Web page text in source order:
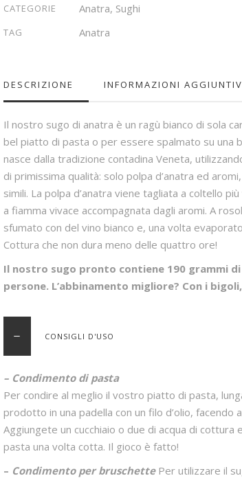
CATEGORIE Anatra, Sughi
TAG Anatra
DESCRIZIONE INFORMAZIONI
Il nostro sugo di anatra è un ragù bianco di sola
bel piatto di pasta o per essere spalmato su una
nasce dalla tradizione contadina Veneta,
di primissima qualità: solo polpa d’anatra ed
simili. La polpa d’anatra viene tagliata a coltello
a fiamma vivace accompagnata dagli aromi. A
sfumato con del vino bianco e, una volta
Cottura che non dura meno delle quattro ore!
Il nostro sugo pronto contiene 190 grammi
persone. L’abbinamento migliore? Con i
CONSIGLI D'USO
– Condimento di pasta
Per condire al meglio il vostro piatto di pasta,
prodotto in una padella con un filo d’olio, facendo
Aggiungete un cucchiaio o due di acqua di cottura
pasta una volta cotta. Il gioco è fatto!
– Condimento per bruschette Per utilizzare il